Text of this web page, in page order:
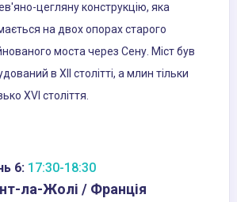
цегляну конструкцію, яка
на двох опорах старого
моста через Сену. Міст був
в XII столітті, а млин тільки
XVI століття.
6: 17:30-18:30
ла-Жолі / Франція